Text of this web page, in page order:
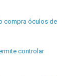
compra óculos de
controlar